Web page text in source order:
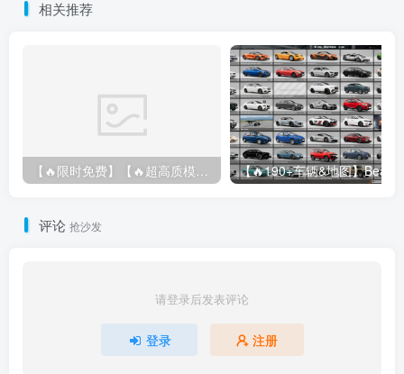
相关推荐
【🔥限时免费】【🔥超高质模组】2022 奥迪 A4/S4/RS4 Avant 2.61
评论 抢沙发
请登录后发表评论
登录 注册